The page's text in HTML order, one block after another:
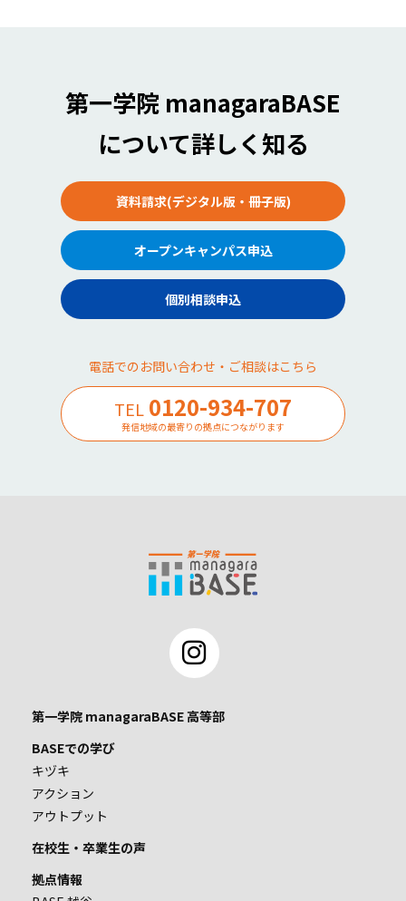
第一学院 managaraBASE
について詳しく知る
資料請求(デジタル版・冊子版)
オープンキャンパス申込
個別相談申込
電話でのお問い合わせ・ご相談はこちら
TEL 0120-934-707
発信地域の最寄りの拠点につながります
第一学院 managaraBASE 高等部
BASEでの学び
キヅキ
アクション
アウトプット
在校生・卒業生の声
拠点情報